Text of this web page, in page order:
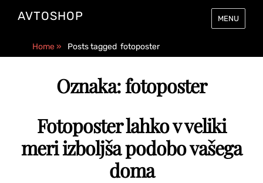
AVTOSHOP MENU
Home» Posts tagged fotoposter
Oznaka:fotoposter
Fotoposter lahko v veliki
meri izboljša podobo vašega
doma